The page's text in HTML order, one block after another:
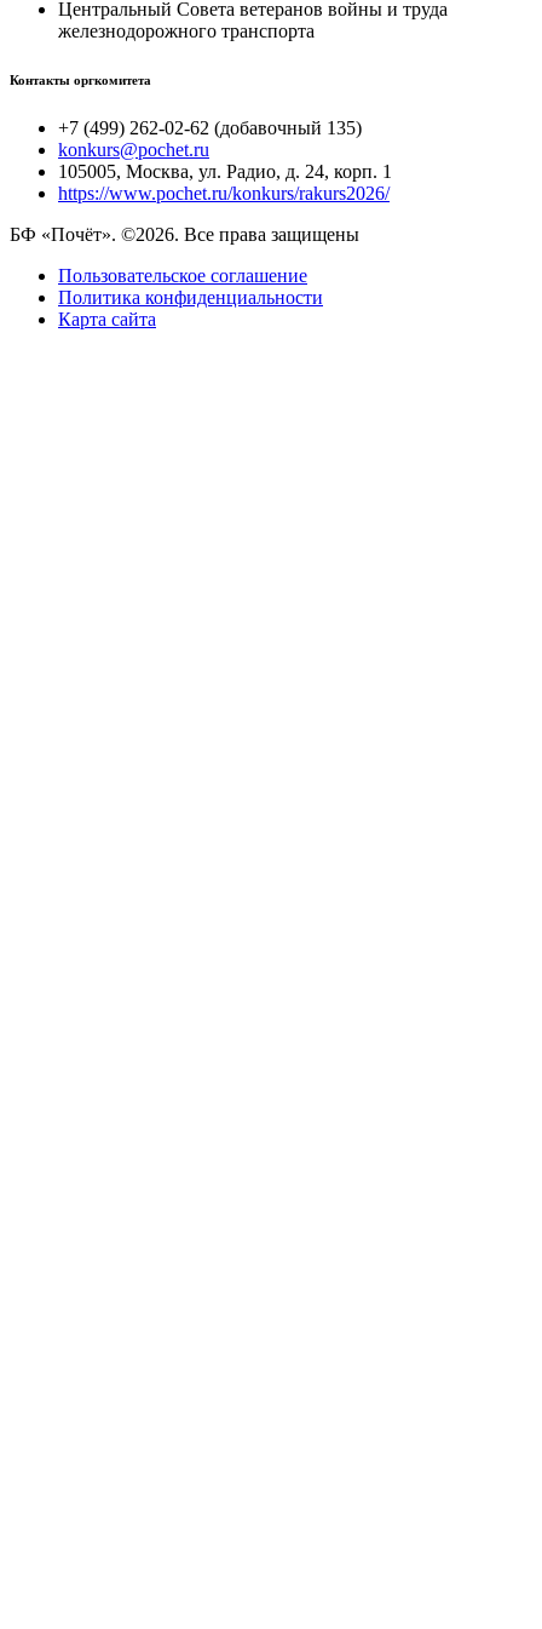
Центральный Совета ветеранов войны и труда
железнодорожного транспорта
Контакты оргкомитета
+7 (499) 262-02-62 (добавочный 135)
konkurs@pochet.ru
105005, Москва, ул. Радио, д. 24, корп. 1
https://www.pochet.ru/konkurs/rakurs2026/
БФ «Почёт». ©2026. Все права защищены
Пользовательское соглашение
Политика конфиденциальности
Карта сайта